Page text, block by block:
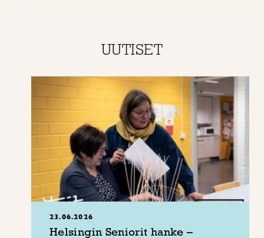
UUTISET
23.06.2026
Helsingin Seniorit hanke –